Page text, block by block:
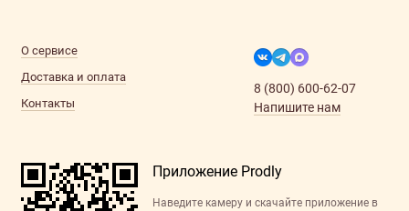
О сервисе
Доставка и оплата
Контакты
8 (800) 600-62-07
Напишите нам
Приложение Prodly
Наведите камеру и скачайте приложение в